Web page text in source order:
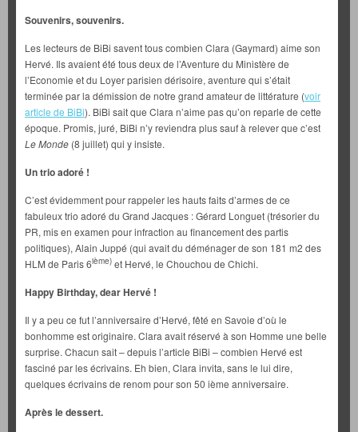
Souvenirs, souvenirs.
Les lecteurs de BiBi savent tous combien Clara (Gaymard) aime son
Hervé. Ils avaient été tous deux de l’Aventure du Ministère de
l’Economie et du Loyer parisien dérisoire, aventure qui s’était
terminée par la démission de notre grand amateur de littérature (voir
article de BiBi). BiBi sait que Clara n’aime pas qu’on reparle de cette
époque. Promis, juré, BiBi n’y reviendra plus sauf à relever que c’est
Le Monde (8 juillet) qui y insiste.
Un trio adoré !
C’est évidemment pour rappeler les hauts faits d’armes de ce
fabuleux trio adoré du Grand Jacques : Gérard Longuet (trésorier du
PR, mis en examen pour infraction au financement des partis
politiques), Alain Juppé (qui avait du déménager de son 181 m2 des
HLM de Paris 6ième) et Hervé, le Chouchou de Chichi.
Happy Birthday, dear Hervé !
Il y a peu ce fut l’anniversaire d’Hervé, fêté en Savoie d’où le
bonhomme est originaire. Clara avait réservé à son Homme une belle
surprise. Chacun sait – depuis l’article BiBi – combien Hervé est
fasciné par les écrivains. Eh bien, Clara invita, sans le lui dire,
quelques écrivains de renom pour son 50 ième anniversaire.
Après le dessert.